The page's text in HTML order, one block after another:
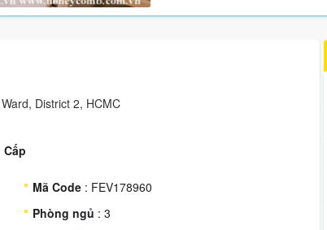
District 2, HCMC
Mã Code : FEV178960
Phòng ngủ : 3